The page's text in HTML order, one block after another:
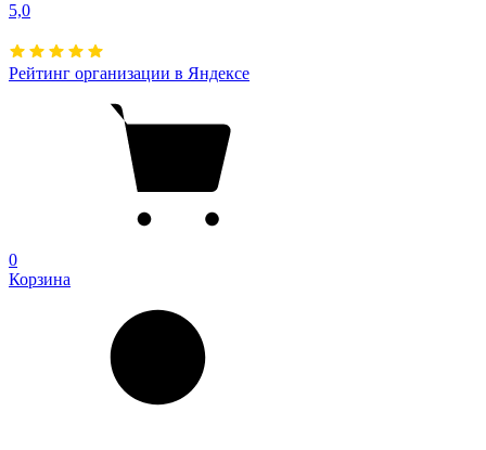
5,0
Рейтинг организации в Яндексе
0
Корзина